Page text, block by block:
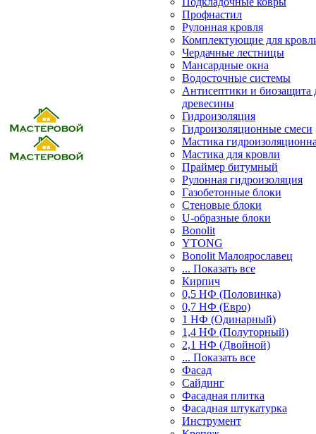
Профнастил
Рулонная кровля
Комплектующие для
Чердачные лестницы
Мансардные окна
Водосточные системы
Антисептики и биозащита
древесины
Гидроизоляция
Гидроизоляционные смеси
Мастика
Мастика для кровли
Праймер битумный
Рулонная гидроизоляция
Газобетонные блоки
Стеновые блоки
U-образные блоки
Bonolit
YTONG
Bonolit Малоярославец
... Показать все
Кирпич
0,5 НФ (Половинка)
0,7 НФ (Евро)
1 НФ (Одинарный)
1,4 НФ (Полуторный)
2,1 НФ (Двойной)
... Показать все
Фасад
Сайдинг
Фасадная плитка
Фасадная штукатурка
Инструмент